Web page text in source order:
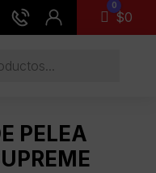
Carro
0
$0
PELEA